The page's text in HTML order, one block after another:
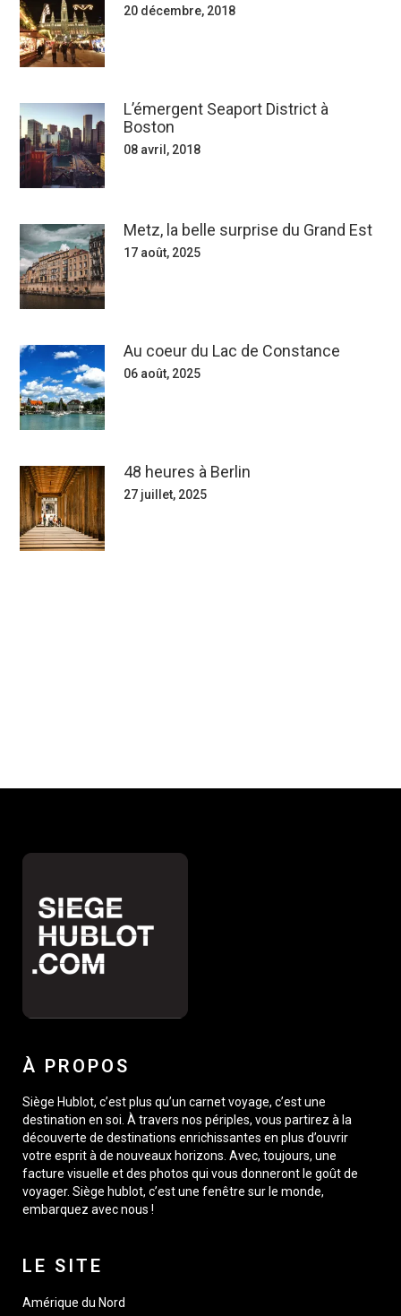
20 décembre, 2018
L’émergent Seaport District à
Boston
08 avril, 2018
Metz, la belle surprise du Grand Est
17 août, 2025
Au coeur du Lac de Constance
06 août, 2025
48 heures à Berlin
27 juillet, 2025
À PROPOS
Siège Hublot, c’est plus qu’un carnet voyage, c’est une
destination en soi. À travers nos périples, vous partirez à la
découverte de destinations enrichissantes en plus d’ouvrir
votre esprit à de nouveaux horizons. Avec, toujours, une
facture visuelle et des photos qui vous donneront le goût de
voyager. Siège hublot, c’est une fenêtre sur le monde,
embarquez avec nous !
LE SITE
Amérique du Nord